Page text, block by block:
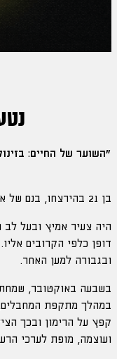
"השוער של החיים:
בן 21 בהירצחו, בנם של איילת ואורי, נולד וגדל בכפר עזה.
היה צעיר אמיץ ובעל
דופן כלפי הקרובים
ובגבורה למען האחר.
בשבעה באוקטובר,
במהלך מתקפת המחבלים,
קפץ על הרימון ובכך
ועוצמה, מופת לערכי